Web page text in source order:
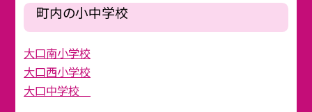
町内の小中学校
大口南小学校
大口西小学校
大口中学校